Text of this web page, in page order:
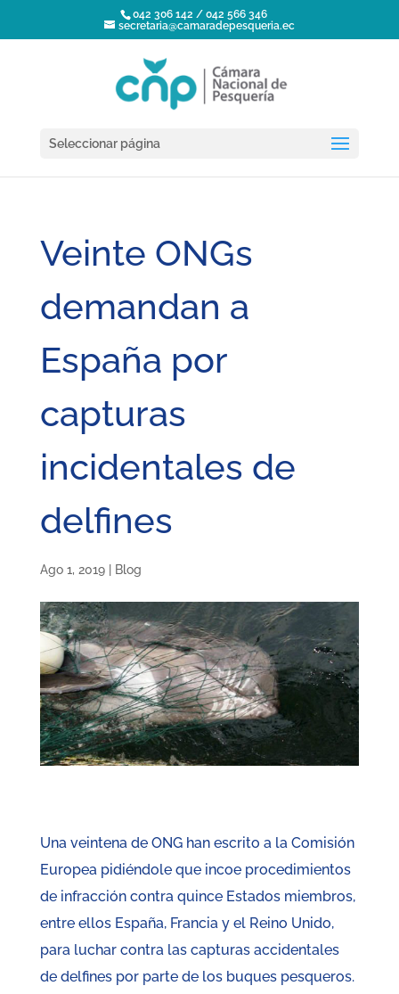
042 306 142 / 042 566 346
secretaria@camaradepesqueria.ec
Seleccionar página
Veinte ONGs
demandan a
España por
capturas
incidentales de
delfines
Ago 1, 2019| Blog
Una veintena de ONG han escrito a la Comisión
Europea pidiéndole que incoe procedimientos
de infracción contra quince Estados miembros,
entre ellos España, Francia y el Reino Unido,
para luchar contra las capturas accidentales
de delfines por parte de los buques pesqueros.